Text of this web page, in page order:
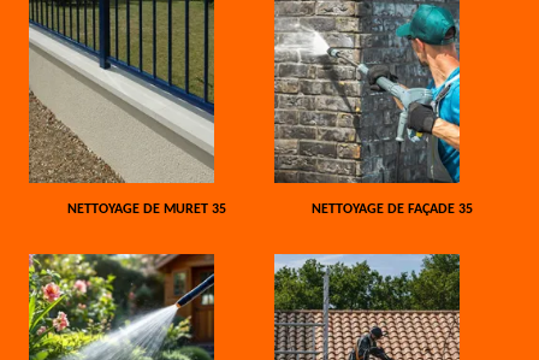
NETTOYAGE DE MURET 35 NETTOYAGE DE FAÇADE 35